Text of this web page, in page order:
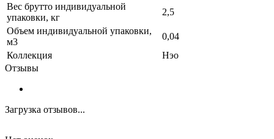
Вес брутто индивидуальной
упаковки, кг
2,5
Объем индивидуальной упаковки,
м3
0,04
Коллекция
Нэо
Отзывы
Загрузка отзывов...